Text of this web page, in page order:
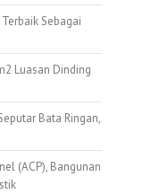
Sebagai
Luasan Dinding
Bata Ringan,
(ACP), Bangunan